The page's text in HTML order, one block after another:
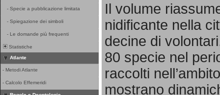
- Specie a pubblicazione limitata
- Spiegazione dei simboli
- Le domande più frequenti
Statistiche
Atlante
- Metodi Atlante
- Calcolo Effemeridi
Il volume
nidificante nella
decine di
80 specie nel
raccolti
mostrano